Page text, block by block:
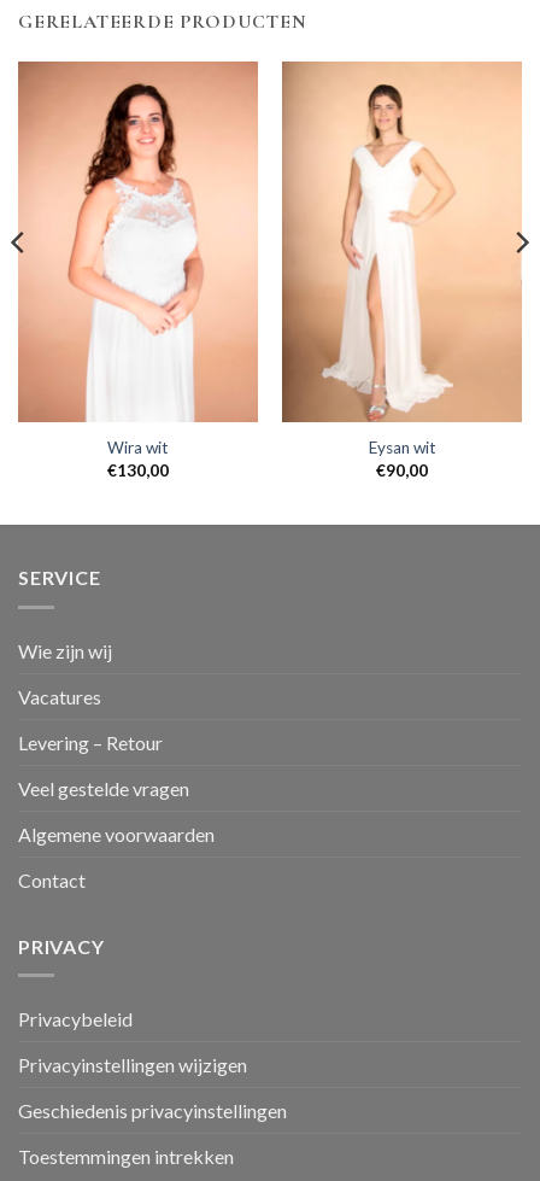
GERELATEERDE PRODUCTEN
Wira wit
€130,00
Eysan wit
€90,00
SERVICE
Wie zijn wij
Vacatures
Levering – Retour
Veel gestelde vragen
Algemene voorwaarden
Contact
PRIVACY
Privacybeleid
Privacyinstellingen wijzigen
Geschiedenis privacyinstellingen
Toestemmingen intrekken